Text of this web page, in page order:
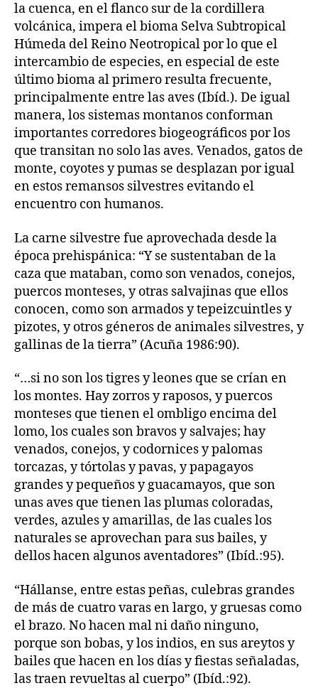
la cuenca, en el flanco sur de la cordillera
volcánica, impera el bioma Selva Subtropical
Húmeda del Reino Neotropical por lo que el
intercambio de especies, en especial de este
último bioma al primero resulta frecuente,
principalmente entre las aves (Ibíd.). De igual
manera, los sistemas montanos conforman
importantes corredores biogeográficos por los
que transitan no solo las aves. Venados, gatos de
monte, coyotes y pumas se desplazan por igual
en estos remansos silvestres evitando el
encuentro con humanos.
La carne silvestre fue aprovechada desde la
época prehispánica: “Y se sustentaban de la
caza que mataban, como son venados, conejos,
puercos monteses, y otras salvajinas que ellos
conocen, como son armados y tepeizcuintles y
pizotes, y otros géneros de animales silvestres, y
gallinas de la tierra” (Acuña 1986:90).
“…si no son los tigres y leones que se crían en
los montes. Hay zorros y raposos, y puercos
monteses que tienen el ombligo encima del
lomo, los cuales son bravos y salvajes; hay
venados, conejos, y codornices y palomas
torcazas, y tórtolas y pavas, y papagayos
grandes y pequeños y guacamayos, que son
unas aves que tienen las plumas coloradas,
verdes, azules y amarillas, de las cuales los
naturales se aprovechan para sus bailes, y
dellos hacen algunos aventadores” (Ibíd.:95).
“Hállanse, entre estas peñas, culebras grandes
de más de cuatro varas en largo, y gruesas como
el brazo. No hacen mal ni daño ninguno,
porque son bobas, y los indios, en sus areytos y
bailes que hacen en los días y fiestas señaladas,
las traen revueltas al cuerpo” (Ibíd.:92).